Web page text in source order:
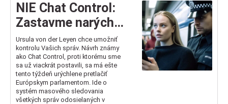
NIE Chat Control:
Zastavme narýchlo
pripravené
schválenie!
Ursula von der Leyen chce umožniť
kontrolu Vašich správ. Návrh známy
ako Chat Control, proti ktorému sme
sa už viackrát postavili, sa má ešte
tento týždeň urýchlene pretlačiť
Európskym parlamentom. Ide o
systém masového sledovania
všetkých správ odosielaných v